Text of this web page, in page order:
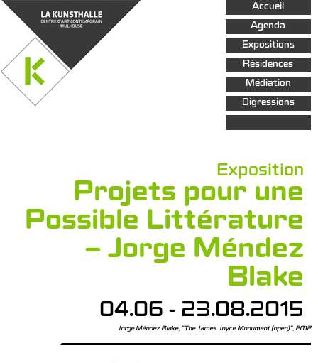
Aller au
contenu
principal
Accueil
Agenda
Expositions
Résidences
Médiation
Digressions
Exposition
Projets pour une
Possible Littérature
– Jorge Méndez
Blake
04.06 - 23.08.2015
Jorge Méndez Blake, "The James Joyce Monument (open)", 2012